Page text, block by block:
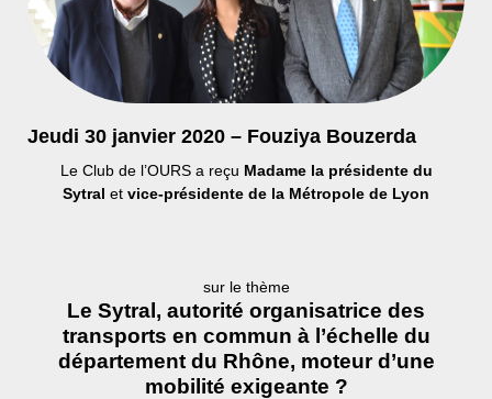
Jeudi 30 janvier 2020 – Fouziya Bouzerda
Le Club de l’OURS a reçu Madame la présidente du
Sytral et vice-présidente de la Métropole de Lyon
sur le thème
Le Sytral, autorité organisatrice des
transports en commun à l’échelle du
département du Rhône, moteur d’une
mobilité exigeante ?